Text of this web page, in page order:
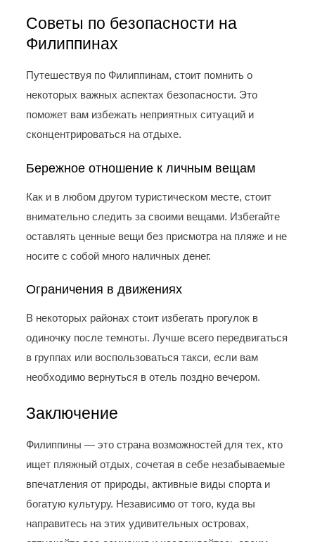
Советы по безопасности на
Филиппинах
Путешествуя по Филиппинам, стоит помнить о
некоторых важных аспектах безопасности. Это
поможет вам избежать неприятных ситуаций и
сконцентрироваться на отдыхе.
Бережное отношение к личным вещам
Как и в любом другом туристическом месте, стоит
внимательно следить за своими вещами. Избегайте
оставлять ценные вещи без присмотра на пляже и не
носите с собой много наличных денег.
Ограничения в движениях
В некоторых районах стоит избегать прогулок в
одиночку после темноты. Лучше всего передвигаться
в группах или воспользоваться такси, если вам
необходимо вернуться в отель поздно вечером.
Заключение
Филиппины — это страна возможностей для тех, кто
ищет пляжный отдых, сочетая в себе незабываемые
впечатления от природы, активные виды спорта и
богатую культуру. Независимо от того, куда вы
направитесь на этих удивительных островах,